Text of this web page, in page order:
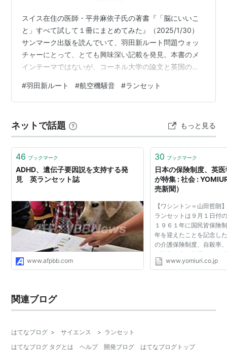
スイス在住の医師・平井麻依子氏の著書『「脳にいいこ
と」すべて試して１冊にまとめてみた』（2025/1/30）
サンマーク出版を読んでいて、羽田新ルート問題ウォッ
チャーにとって、とても興味深い記載を発見。本書のメ
インテーマではないが、コーネル大学の論文と英国の医
「ランセット」の論文（英文）を調べてみると、「航空
機騒音の5dBの違いは、英国では2か月の読解力の遅れ、
撃的な調査結果が記されているのである。 もくじ 『「脳
にいいこと」すべて試して１冊にまとめてみた』での気
づき コーネル大学の論文：騒音が児…
#羽田新ルート #航空機騒音 #ランセット
ネットで話題 もっと見る
46 ブックマーク
ADHD、遺伝子要因説を支持する発
見 英ランセット誌
www.afpbb.com
30 ブックマーク
日本の保険制度、英
が特集 : 社会 :
売新聞）
【ワシントン＝山田哲朗
ランセットは９月１日付
１９６１年に国民皆保険
年を迎えたことを記念し
の介護保険制度、自殺率
の論文８本を掲載する。
らは特集の論考で、国際
www.yomiuri.co.jp
関連ブログ
はてなブログ > サイエンス > ランセット
はてなブログ タグとは
ヘルプ 開発ブログ はてなブログトップ